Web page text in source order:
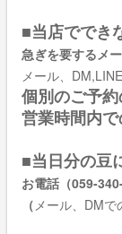
■当店ででき
急ぎを要するメ
メール、
個別のご予
営業時間内
■当日分の豆
お電話（059-
（メール、DMで